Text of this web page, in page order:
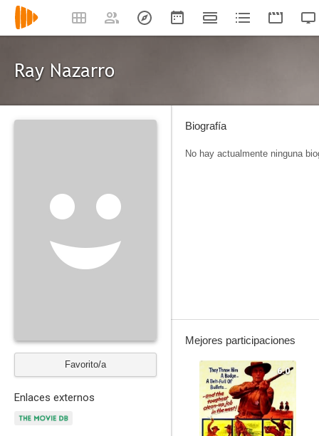
Ray Nazarro
Favorito/a
Enlaces externos
Biografía
No hay actualmente ninguna
Mejores participaciones
6.0